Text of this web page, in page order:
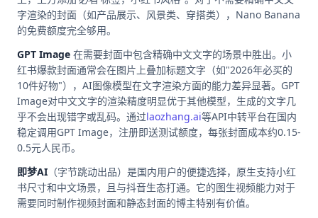
字渲染的封面（如产品展示、风景类、穿搭类），Nano Banana
的免费额度完全够用。
GPT Image 在需要封面中包含精确中文文字的场景中胜出。小
红书爆款封面通常会在图片上叠加标题文字（如"2026年必买的
10件好物"），AI图像模型在文字渲染方面的能力差异显著。GPT
Image对中文文字的渲染精度明显优于其他模型，生成的文字几
乎不会出现错字或乱码。通过laozhang.ai等API中转平台在国内
稳定调用GPT Image，注册即送测试额度，每张封面成本约0.15-
0.5元人民币。
即梦AI （字节跳动出品）是国内用户的便捷选择，原生支持小红
书尺寸和中文场景，且与抖音生态打通。它的图生视频能力对于
需要同时制作视频封面和静态封面的博主特别有价值。